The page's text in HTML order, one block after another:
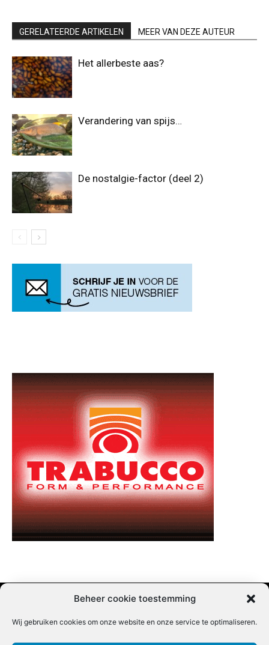
Beheer cookie toestemming
Wij gebruiken cookies om onze website en onze service te optimaliseren.
GERELATEERDE ARTIKELEN MEER VAN DEZE AUTEUR
Het allerbeste aas?
Verandering van spijs…
De nostalgie-factor (deel 2)